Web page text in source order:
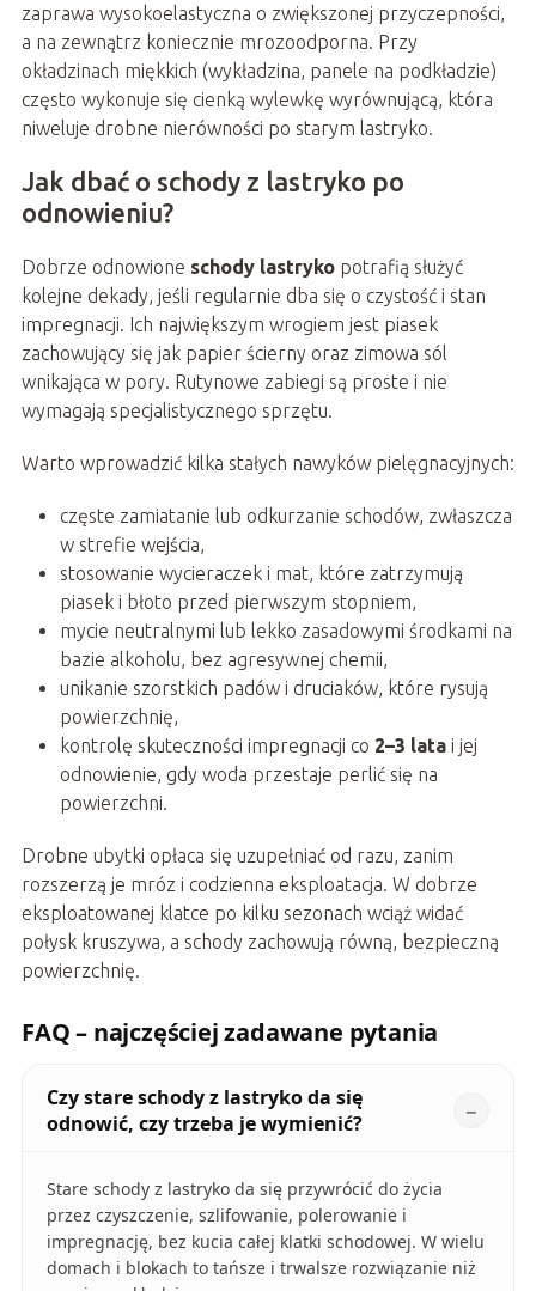
zaprawa wysokoelastyczna o zwiększonej przyczepności,
a na zewnątrz koniecznie mrozoodporna. Przy
okładzinach miękkich (wykładzina, panele na podkładzie)
często wykonuje się cienką wylewkę wyrównującą, która
niweluje drobne nierówności po starym lastryko.
Jak dbać o schody z lastryko po
odnowieniu?
Dobrze odnowione schody lastrykopotrafią służyć
kolejne dekady, jeśli regularnie dba się o czystość i stan
impregnacji. Ich największym wrogiem jest piasek
zachowujący się jak papier ścierny oraz zimowa sól
wnikająca w pory. Rutynowe zabiegi są proste i nie
wymagają specjalistycznego sprzętu.
Warto wprowadzić kilka stałych nawyków pielęgnacyjnych:
częste zamiatanie lub odkurzanie schodów, zwłaszcza
w strefie wejścia,
stosowanie wycieraczek i mat, które zatrzymują
piasek i błoto przed pierwszym stopniem,
mycie neutralnymi lub lekko zasadowymi środkami na
bazie alkoholu, bez agresywnej chemii,
unikanie szorstkich padów i druciaków, które rysują
powierzchnię,
kontrolę skuteczności impregnacji co 2–3 latai jej
odnowienie, gdy woda przestaje perlić się na
powierzchni.
Drobne ubytki opłaca się uzupełniać od razu, zanim
rozszerzą je mróz i codzienna eksploatacja. W dobrze
eksploatowanej klatce po kilku sezonach wciąż widać
połysk kruszywa, a schody zachowują równą, bezpieczną
powierzchnię.
FAQ – najczęściej zadawane pytania
Czy stare schody z lastryko da się
odnowić, czy trzeba je wymienić?
Stare schody z lastryko da się przywrócić do życia
przez czyszczenie, szlifowanie, polerowanie i
impregnację, bez kucia całej klatki schodowej. W wielu
domach i blokach to tańsze i trwalsze rozwiązanie niż